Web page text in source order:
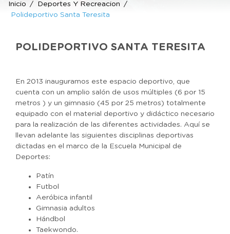
Inicio
Deportes Y Recreacion
Polideportivo Santa Teresita
POLIDEPORTIVO SANTA TERESITA
En 2013 inauguramos este espacio deportivo, que
cuenta con un amplio salón de usos múltiples (6 por 15
metros ) y un gimnasio (45 por 25 metros) totalmente
equipado con el material deportivo y didáctico necesario
para la realización de las diferentes actividades. Aquí se
llevan adelante las siguientes disciplinas deportivas
dictadas en el marco de la Escuela Municipal de
Deportes:
Patín
Futbol
Aeróbica infantil
Gimnasia adultos
Hándbol
Taekwondo.